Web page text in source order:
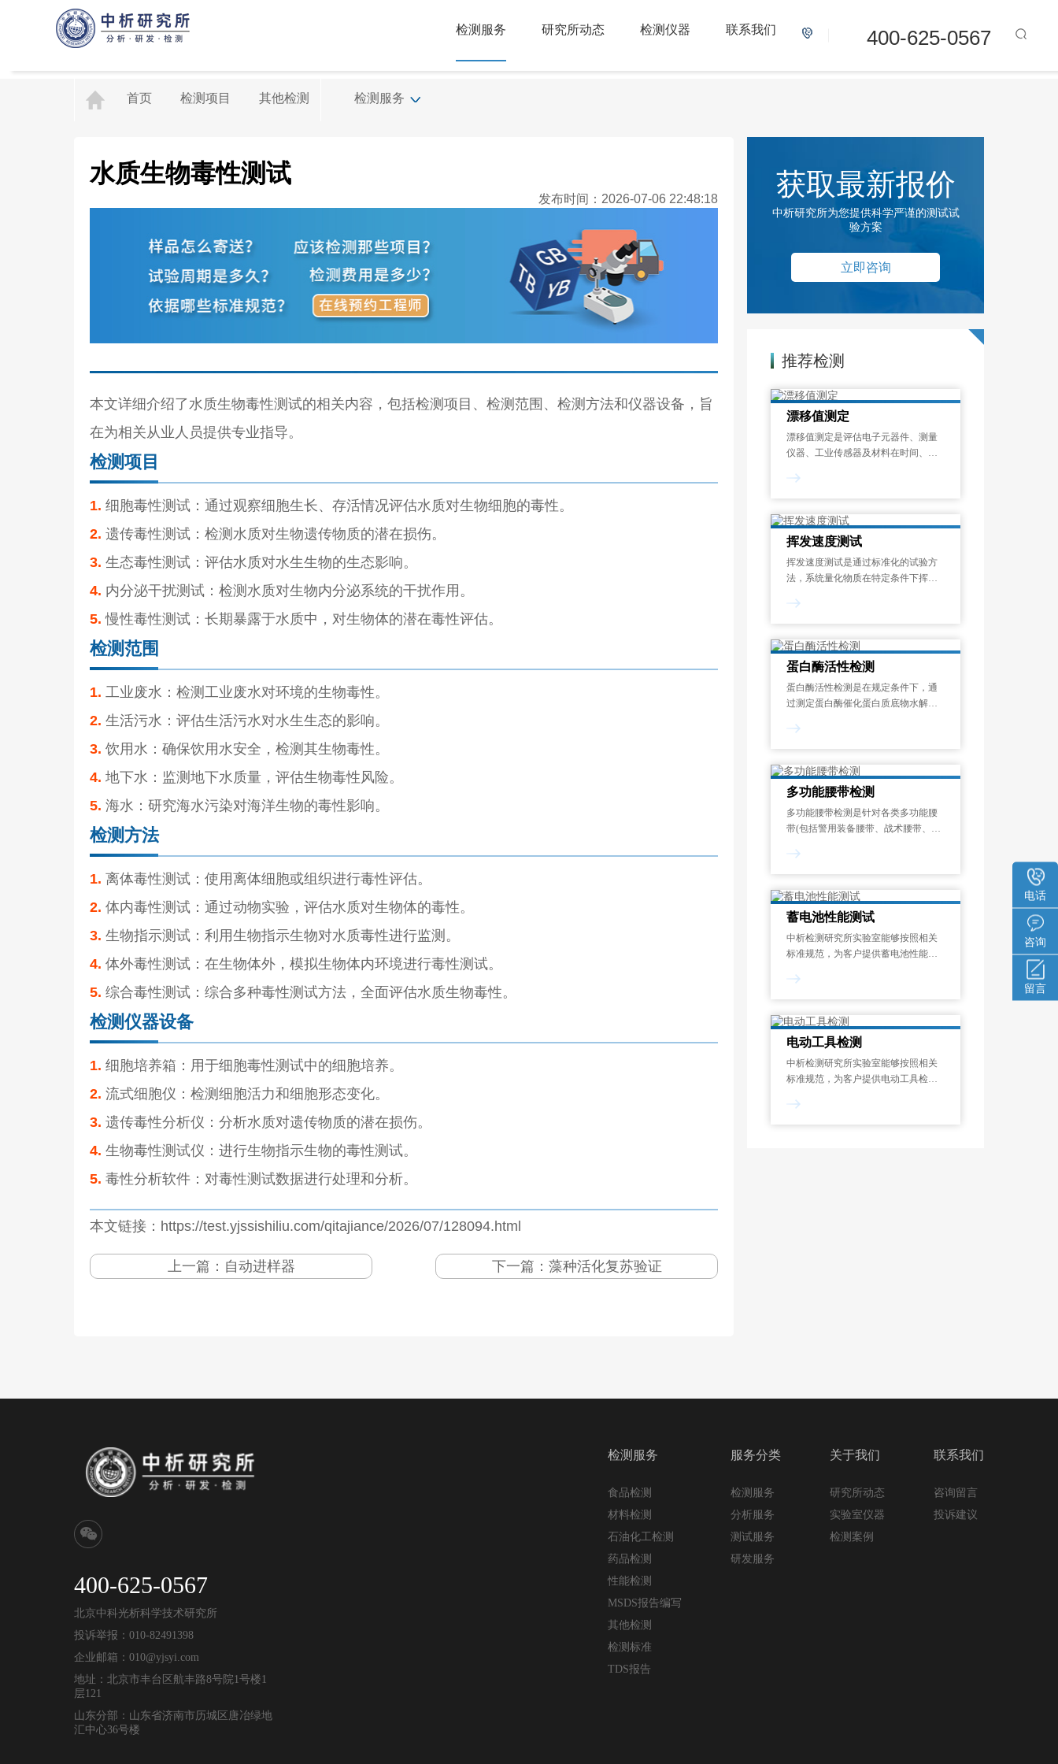
400-625-0567
检测服务 研究所动态 检测仪器 联系我们
电话
咨询
留言
首页 检测项目 其他检测 检测服务
水质生物毒性测试
发布时间：2026-07-06 22:48:18
本文详细介绍了水质生物毒性测试的相关内容，包括检测项目、检测范围、检测方法和仪器设备，旨
在为相关从业人员提供专业指导。
检测项目
1. 细胞毒性测试：通过观察细胞生长、存活情况评估水质对生物细胞的毒性。
2. 遗传毒性测试：检测水质对生物遗传物质的潜在损伤。
3. 生态毒性测试：评估水质对水生生物的生态影响。
4. 内分泌干扰测试：检测水质对生物内分泌系统的干扰作用。
5. 慢性毒性测试：长期暴露于水质中，对生物体的潜在毒性评估。
检测范围
1. 工业废水：检测工业废水对环境的生物毒性。
2. 生活污水：评估生活污水对水生生态的影响。
3. 饮用水：确保饮用水安全，检测其生物毒性。
4. 地下水：监测地下水质量，评估生物毒性风险。
5. 海水：研究海水污染对海洋生物的毒性影响。
检测方法
1. 离体毒性测试：使用离体细胞或组织进行毒性评估。
2. 体内毒性测试：通过动物实验，评估水质对生物体的毒性。
3. 生物指示测试：利用生物指示生物对水质毒性进行监测。
4. 体外毒性测试：在生物体外，模拟生物体内环境进行毒性测试。
5. 综合毒性测试：综合多种毒性测试方法，全面评估水质生物毒性。
检测仪器设备
1. 细胞培养箱：用于细胞毒性测试中的细胞培养。
2. 流式细胞仪：检测细胞活力和细胞形态变化。
3. 遗传毒性分析仪：分析水质对遗传物质的潜在损伤。
4. 生物毒性测试仪：进行生物指示生物的毒性测试。
5. 毒性分析软件：对毒性测试数据进行处理和分析。
本文链接：https://test.yjssishiliu.com/qitajiance/2026/07/128094.html
上一篇： 自动进样器 下一篇： 藻种活化复苏验证
获取最新报价
中析研究所为您提供科学严谨的测试试
验方案
立即咨询
推荐检测
漂移值测定
漂移值测定是评估电子元器件、测量
仪器、工业传感器及材料在时间、温
能参数偏离初始设定值的程度的标准
件、工业设备及精密仪器中，关键性
能参数随时间
挥发速度测试
挥发速度测试是通过标准化的试验方
法，系统量化物质在特定条件下挥发
试结果以单位时间的质量损失来表
化配方设计并满足法规要求，广泛应
用于化工、涂料、
蛋白酶活性检测
蛋白酶活性检测是在规定条件下，通
过测定蛋白酶催化蛋白质底物水解生
能力的标准化测试过程。酶活力单位
pH条件下，1分钟内水解蛋白质底物
释放1μmol显色呈
多功能腰带检测
多功能腰带检测是针对各类多功能腰
带(包括警用装备腰带、战术腰带、工
性能、化学安全性、环境适应性和使
程。其目的在于验证腰带是否符合国
家强制性
蓄电池性能测试
中析检测研究所实验室能够按照相关
标准规范，为客户提供蓄电池性能测
开路电压测量、内阻测试、寿命测
行检测和分析。一般来说，蓄电池性
能测试报告的出具需
电动工具检测
中析检测研究所实验室能够按照相关
标准规范，为客户提供电动工具检测
率测定、过载测试、噪声检测、绝缘
400-625-0567
北京中科光析科学技术研究所
投诉举报：010-82491398
企业邮箱：010@yjsyi.com
地址：北京市丰台区航丰路8号院1号楼1
层121
山东分部：山东省济南市历城区唐冶绿地
汇中心36号楼
检测服务
食品检测
材料检测
石油化工检测
药品检测
性能检测
MSDS报告编写
其他检测
检测标准
TDS报告
服务分类
检测服务
分析服务
测试服务
研发服务
关于我们
研究所动态
实验室仪器
检测案例
联系我们
咨询留言
投诉建议